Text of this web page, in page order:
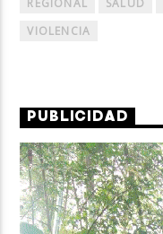
VIOLENCIA
PUBLICIDAD